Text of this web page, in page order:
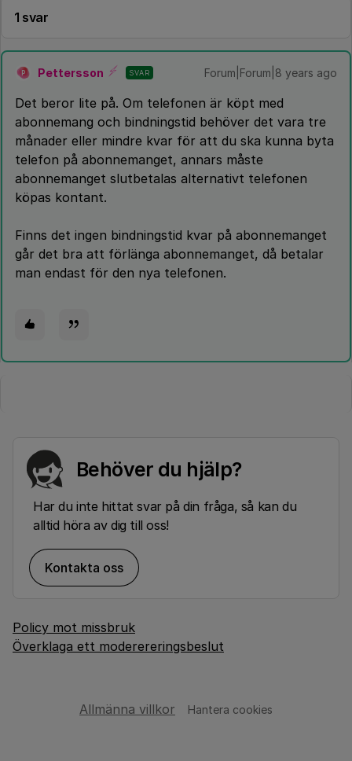
1 svar
P Pettersson SVAR Forum|Forum|8 years ago
Det beror lite på. Om telefonen är köpt med
abonnemang och bindningstid behöver det vara tre
månader eller mindre kvar för att du ska kunna byta
telefon på abonnemanget, annars måste
abonnemanget slutbetalas alternativt telefonen
köpas kontant.
Finns det ingen bindningstid kvar på abonnemanget
går det bra att förlänga abonnemanget, då betalar
man endast för den nya telefonen.
Behöver du hjälp?
Har du inte hittat svar på din fråga, så kan du
alltid höra av dig till oss!
Kontakta oss
Policy mot missbruk
Överklaga ett moderereringsbeslut
Allmänna villkor Hantera cookies